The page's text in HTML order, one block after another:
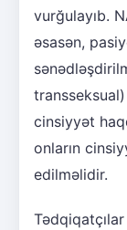
vurğulayıb.
əsasən,
cinsiyyət
onların
edilməlidir.